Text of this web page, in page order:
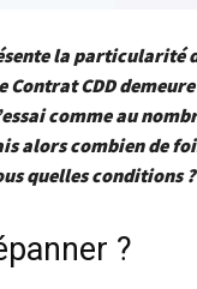
la particularité
Contrat CDD
comme au
alors combien de
quelles conditions ?
?